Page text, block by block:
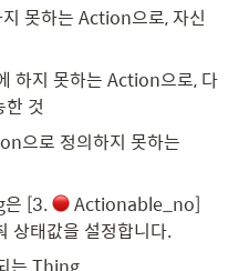
못하는 Action으로, 자신
하지 못하는 Action으로, 다
것
으로 정의하지 못하는
[3.
Actionable_no]
상태값을 설정합니다.